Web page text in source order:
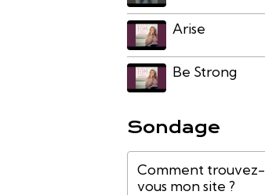
Arise
Be Strong
Sondage
Comment trouvez-
vous mon site ?